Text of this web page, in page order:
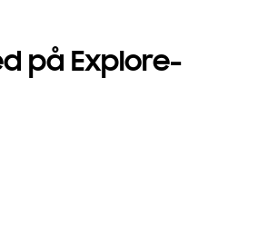
på Explore-